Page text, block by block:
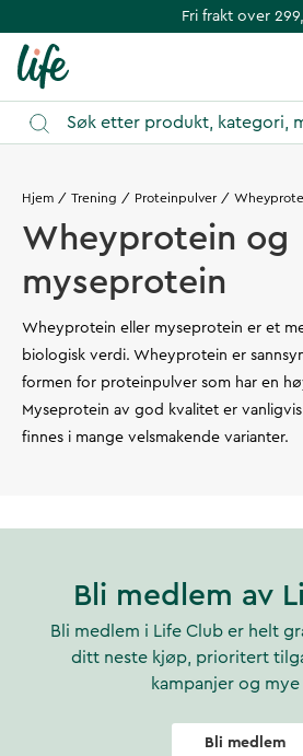
Fri frakt over
Hjem Trening Proteinpulver
Wheyprotein og
myseprotein
Wheyprotein eller myseprotein er et
biologisk verdi. Wheyprotein er
formen for proteinpulver som har en
Myseprotein av god kvalitet er
finnes i mange velsmakende varianter.
Bli medlem av
Bli medlem i Life Club er helt
ditt neste kjøp, prioritert
kampanjer og mye
Bli medlem